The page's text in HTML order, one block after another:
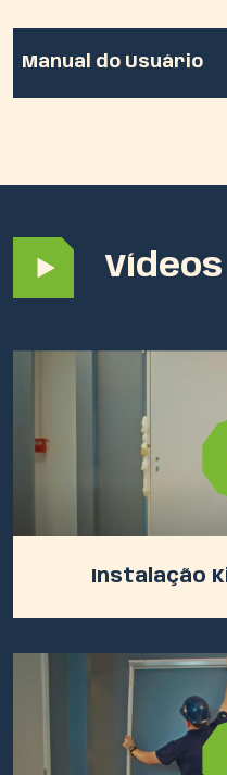
Manual do Usuário
Vídeos
Instalação